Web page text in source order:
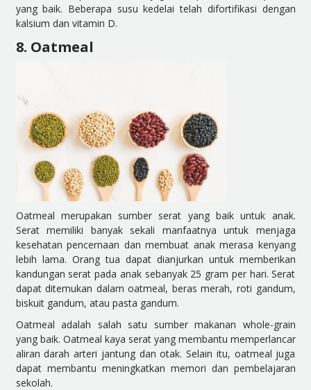
yang baik. Beberapa susu kedelai telah difortifikasi dengan
kalsium dan vitamin D.
8. Oatmeal
Oatmeal merupakan sumber serat yang baik untuk anak.
Serat memiliki banyak sekali manfaatnya untuk menjaga
kesehatan pencernaan dan membuat anak merasa kenyang
lebih lama. Orang tua dapat dianjurkan untuk memberikan
kandungan serat pada anak sebanyak 25 gram per hari. Serat
dapat ditemukan dalam oatmeal, beras merah, roti gandum,
biskuit gandum, atau pasta gandum.
Oatmeal adalah salah satu sumber makanan whole-grain
yang baik. Oatmeal kaya serat yang membantu memperlancar
aliran darah arteri jantung dan otak. Selain itu, oatmeal juga
dapat membantu meningkatkan memori dan pembelajaran
sekolah.